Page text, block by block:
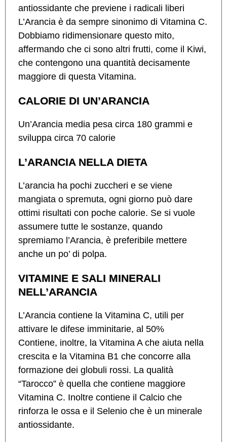
antiossidante che previene i radicali liberi
L’Arancia è da sempre sinonimo di Vitamina C.
Dobbiamo ridimensionare questo mito,
affermando che ci sono altri frutti, come il Kiwi,
che contengono una quantità decisamente
maggiore di questa Vitamina.
CALORIE DI UN’ARANCIA
Un’Arancia media pesa circa 180 grammi e
sviluppa circa 70 calorie
L’ARANCIA NELLA DIETA
L’arancia ha pochi zuccheri e se viene
mangiata o spremuta, ogni giorno può dare
ottimi risultati con poche calorie. Se si vuole
assumere tutte le sostanze, quando
spremiamo l’Arancia, è preferibile mettere
anche un po’ di polpa.
VITAMINE E SALI MINERALI
NELL’ARANCIA
L’Arancia contiene la Vitamina C, utili per
attivare le difese imminitarie, al 50%
Contiene, inoltre, la Vitamina A che aiuta nella
crescita e la Vitamina B1 che concorre alla
formazione dei globuli rossi. La qualità
“Tarocco” è quella che contiene maggiore
Vitamina C. Inoltre contiene il Calcio che
rinforza le ossa e il Selenio che è un minerale
antiossidante.